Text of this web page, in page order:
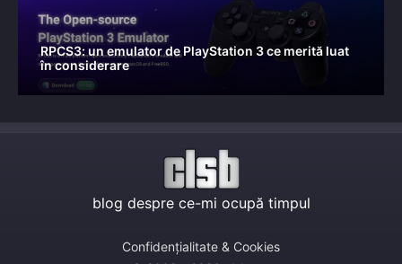
RPCS3: un emulator de PlayStation 3 ce merită luat
în considerare
blog despre ce-mi ocupă timpul
Confidențialitate & Cookies